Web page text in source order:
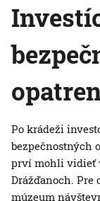
Po krádeži
bezpečnostných
prví mohli vidieť
Drážďanoch. Pre
múzeum